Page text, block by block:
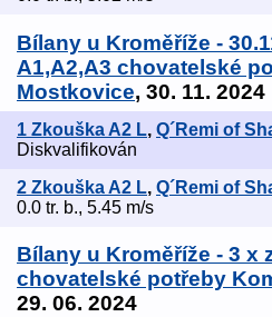
Bílany u Kroměříže -
A1,A2,A3 chovatelské
Mostkovice, 30. 11. 2024
1 Zkouška A2 L, Q´Remi of
Diskvalifikován
2 Zkouška A2 L, Q´Remi of
0.0 tr. b., 5.45 m/s
Bílany u Kroměříže - 3 x
chovatelské potřeby
29. 06. 2024